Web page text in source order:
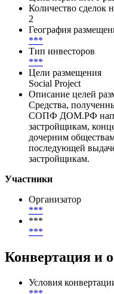
***(***) -***(*** )
Размещение
***-***
Цена первичного
Количество сделок
2
География
***
Тип инвесторов
***
Цели размещения
Social Project
Описание целей
Средства,
СОПФ ДОМ.РФ
застройщикам,
дочерним
застройщикам.
Участники
***